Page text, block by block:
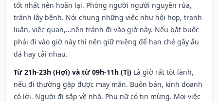
tốt nhất nên hoãn lại. Phòng người người nguyền rủa,
tránh lây bệnh. Nói chung những việc như hội họp, tranh
luận, việc quan,…nên tránh đi vào giờ này. Nếu bắt buộc
phải đi vào giờ này thì nên giữ miệng để hạn ché gây ẩu
đả hay cãi nhau.
Từ 21h-23h (Hợi) và từ 09h-11h (Tị) Là giờ rất tốt lành,
nếu đi thường gặp được may mắn. Buôn bán, kinh doanh
có lời. Người đi sắp về nhà. Phụ nữ có tin mừng. Mọi việc